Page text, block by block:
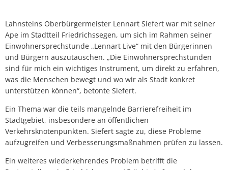
Lahnsteins Oberbürgermeister Lennart Siefert war mit seiner
Ape im Stadtteil Friedrichssegen, um sich im Rahmen seiner
Einwohnersprechstunde „Lennart Live“ mit den Bürgerinnen
und Bürgern auszutauschen. „Die Einwohnersprechstunden
sind für mich ein wichtiges Instrument, um direkt zu erfahren,
was die Menschen bewegt und wo wir als Stadt konkret
unterstützen können“, betonte Siefert.
Ein Thema war die teils mangelnde Barrierefreiheit im
Stadtgebiet, insbesondere an öffentlichen
Verkehrsknotenpunkten. Siefert sagte zu, diese Probleme
aufzugreifen und Verbesserungsmaßnahmen prüfen zu lassen.
Ein weiteres wiederkehrendes Problem betrifft die